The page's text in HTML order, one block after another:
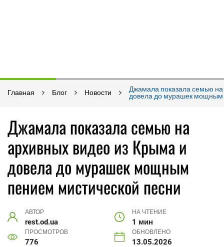
Главная Блог Новости
Джамала показала семью
довела до мурашек мощным
Джамала показала семью на
архивных видео из Крыма и
довела до мурашек мощным
пением мистической песни
АВТОР
rest.od.ua
НА ЧТЕНИЕ
1 мин
ПРОСМОТРОВ
776
ОБНОВЛЕНО
13.05.2026